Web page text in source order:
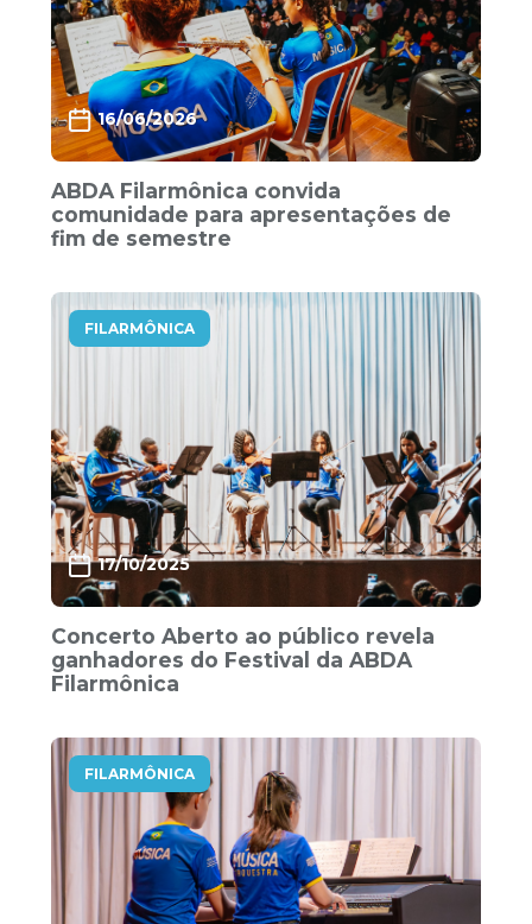
16/06/2026
ABDA Filarmônica convida
comunidade para apresentações de
fim de semestre
FILARMÔNICA
17/10/2025
Concerto Aberto ao público revela
ganhadores do Festival da ABDA
Filarmônica
FILARMÔNICA